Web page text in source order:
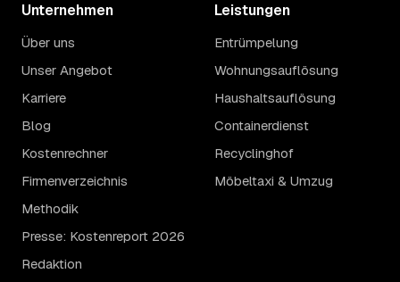
Unternehmen
Über uns
Unser Angebot
Karriere
Blog
Kostenrechner
Firmenverzeichnis
Methodik
Presse: Kostenreport 2026
Redaktion
Leistungen
Entrümpelung
Wohnungsauflösung
Haushaltsauflösung
Containerdienst
Recyclinghof
Möbeltaxi & Umzug